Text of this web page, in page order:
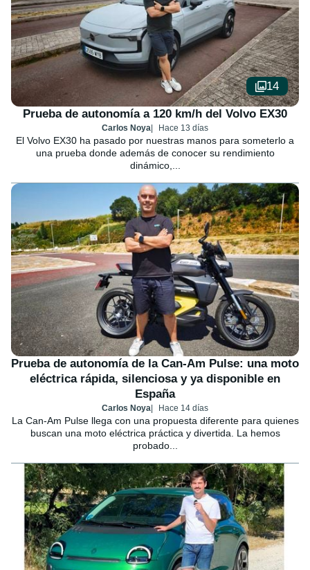
14
Prueba de autonomía a 120 km/h del Volvo EX30
Carlos Noya Hace 13 días
El Volvo EX30 ha pasado por nuestras manos para someterlo a
una prueba donde además de conocer su rendimiento
dinámico,...
Prueba de autonomía de la Can-Am Pulse: una moto
eléctrica rápida, silenciosa y ya disponible en
España
Carlos Noya Hace 14 días
La Can-Am Pulse llega con una propuesta diferente para quienes
buscan una moto eléctrica práctica y divertida. La hemos
probado...